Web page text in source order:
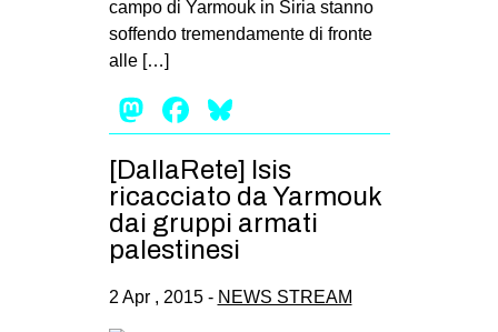
campo di Yarmouk in Siria stanno
soffendo tremendamente di fronte
alle […]
Mastodon
Facebook
[DallaRete] Isis
ricacciato da Yarmouk
dai gruppi armati
palestinesi
2 Apr , 2015 - NEWS STREAM